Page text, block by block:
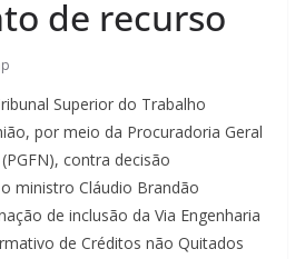
de recurso
Superior do Trabalho
por meio da Procuradoria Geral
contra decisão
ministro Cláudio Brandão
de inclusão da Via Engenharia
de Créditos não Quitados